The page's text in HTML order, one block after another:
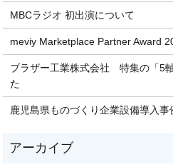
MBCラジオ 初出演について
meviy Marketplace Partner Award
ブラザー工業株式会社 特集の「5
た
鹿児島県ものづくり企業設備導入